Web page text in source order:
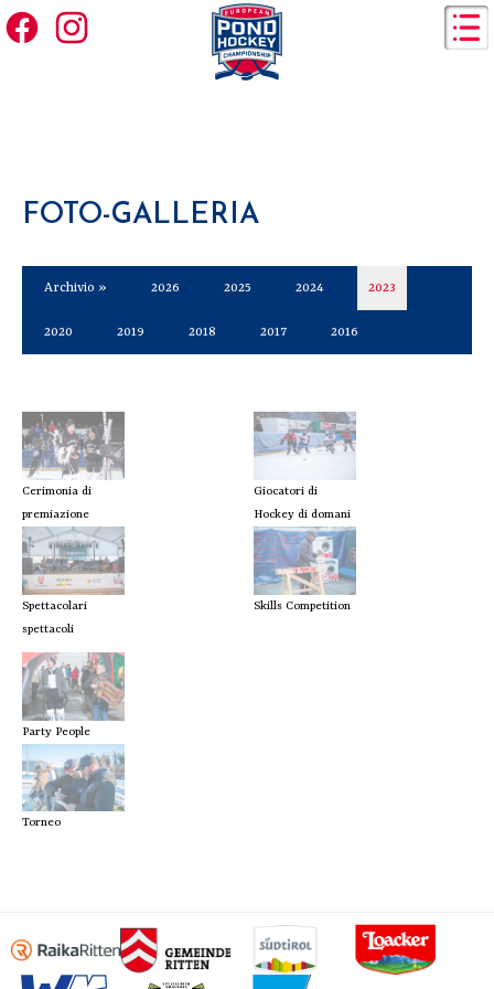
FOTO-GALLERIA
Archivio » 2026 2025 2024 2023
2020 2019 2018 2017 2016
Cerimonia di
premiazione
Spettacolari
spettacoli
Giocatori di
Hockey di domani
Skills Competition
Party People
Torneo